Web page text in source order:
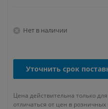
Нет в наличии
Уточнить срок
Цена действительна только
отличаться от цен в розничных